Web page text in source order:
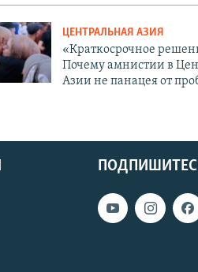
ЦЕНТРАЛЬНАЯ АЗИЯ
«Краткосрочное
Почему амнистии в
Азии не панацея от